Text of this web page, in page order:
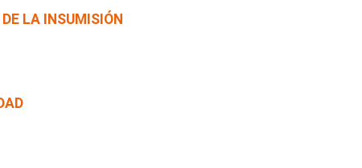
LA INSUMISIÓN